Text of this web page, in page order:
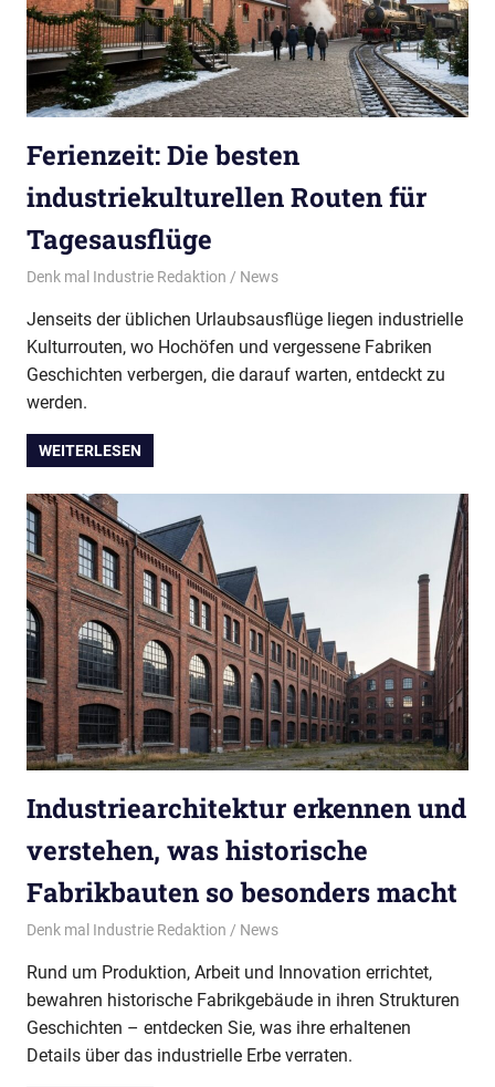
Ferienzeit: Die besten
industriekulturellen Routen für
Tagesausflüge
30/07/2026
Denk mal Industrie Redaktion News
Jenseits der üblichen Urlaubsausflüge liegen industrielle
Kulturrouten, wo Hochöfen und vergessene Fabriken
Geschichten verbergen, die darauf warten, entdeckt zu
werden.
WEITERLESEN
Industriearchitektur erkennen und
verstehen, was historische
Fabrikbauten so besonders macht
29/07/2026
Denk mal Industrie Redaktion News
Rund um Produktion, Arbeit und Innovation errichtet,
bewahren historische Fabrikgebäude in ihren Strukturen
Geschichten – entdecken Sie, was ihre erhaltenen
Details über das industrielle Erbe verraten.